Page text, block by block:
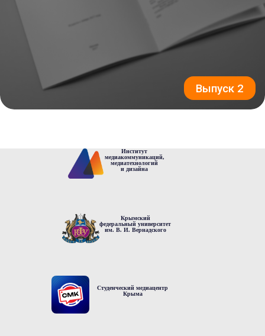
Выпуск 2
Институт
медиакоммуникаций,
медиатехнологий
и дизайна
Крымский
федеральный университет
им. В. И. Вернадского
Студенческий медиацентр
Крыма